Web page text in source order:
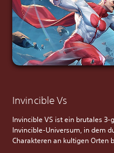
Invincible Vs
Invincible VS ist ein brutales
Invincible-Universum, in dem
Charakteren an kultigen Orten